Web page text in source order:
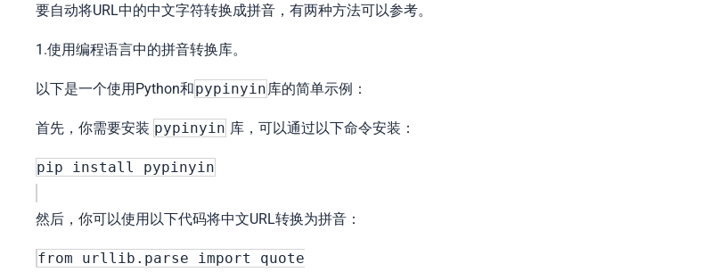
要自动将URL中的中文字符转换成拼音，有两种方法可以参考。
1.使用编程语言中的拼音转换库。
以下是一个使用Python和pypinyin 库的简单示例：
首先，你需要安装 pypinyin 库，可以通过以下命令安装：
pip install pypinyin
然后，你可以使用以下代码将中文URL转换为拼音：
from urllib.parse import
quote